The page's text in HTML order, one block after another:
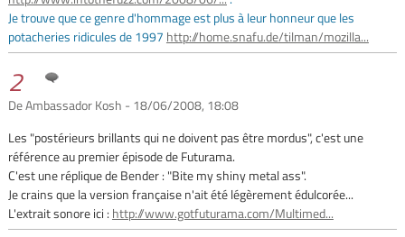
Je trouve que ce genre d'hommage est plus à leur honneur que les
potacheries ridicules de 1997 http://home.snafu.de/tilman/mozilla...
2
De Ambassador Kosh - 18/06/2008, 18:08
Les "postérieurs brillants qui ne doivent pas être mordus", c'est une
référence au premier épisode de Futurama.
C'est une réplique de Bender : "Bite my shiny metal ass".
Je crains que la version française n'ait été légèrement édulcorée...
L'extrait sonore ici : http://www.gotfuturama.com/Multimed...